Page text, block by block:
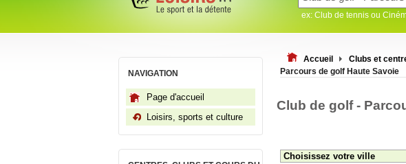
ex: Club de tennis ou
NAVIGATION
Page d'accueil
Loisirs, sports et culture
Accueil Clubs et
Parcours de golf Haute Savoie
Club de golf -